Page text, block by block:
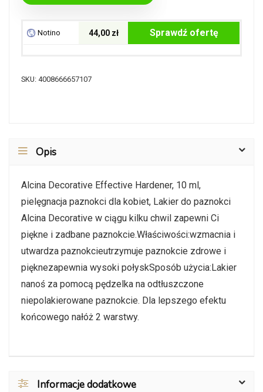
Notino 44,00 zł Sprawdź ofertę
SKU: 4008666657107
Opis
Alcina Decorative Effective Hardener, 10 ml,
pielęgnacja paznokci dla kobiet, Lakier do paznokci
Alcina Decorative w ciągu kilku chwil zapewni Ci
piękne i zadbane paznokcie.Właściwości:wzmacnia i
utwardza paznokcieutrzymuje paznokcie zdrowe i
pięknezapewnia wysoki połyskSposób użycia:Lakier
nanoś za pomocą pędzelka na odtłuszczone
niepolakierowane paznokcie. Dla lepszego efektu
końcowego nałóż 2 warstwy.
Informacje dodatkowe